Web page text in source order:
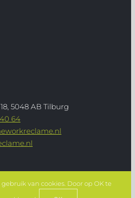
5048 AB Tilburg
40 64
van cookies. Door op OK te